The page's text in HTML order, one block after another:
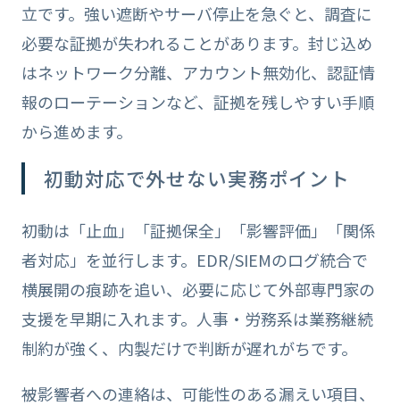
立です。強い遮断やサーバ停止を急ぐと、調査に
必要な証拠が失われることがあります。封じ込め
はネットワーク分離、アカウント無効化、認証情
報のローテーションなど、証拠を残しやすい手順
から進めます。
初動対応で外せない実務ポイント
初動は「止血」「証拠保全」「影響評価」「関係
者対応」を並行します。EDR/SIEMのログ統合で
横展開の痕跡を追い、必要に応じて外部専門家の
支援を早期に入れます。人事・労務系は業務継続
制約が強く、内製だけで判断が遅れがちです。
被影響者への連絡は、可能性のある漏えい項目、